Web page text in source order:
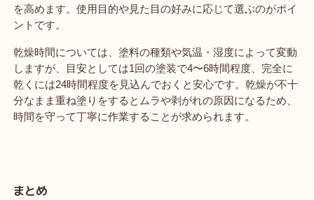
を高めます。使用目的や見た目の好みに応じて選ぶのがポイ
ントです。
乾燥時間については、塗料の種類や気温・湿度によって変動
しますが、目安としては1回の塗装で4〜6時間程度、完全に
乾くには24時間程度を見込んでおくと安心です。乾燥が不十
分なまま重ね塗りをするとムラや剥がれの原因になるため、
時間を守って丁寧に作業することが求められます。
まとめ